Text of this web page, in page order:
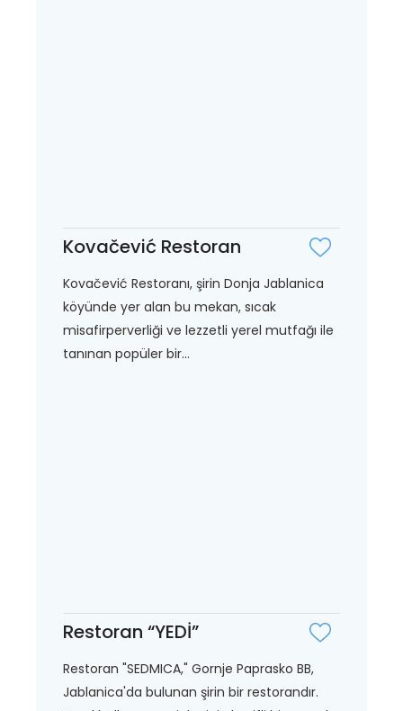
Kovačević Restoran
Kovačević Restoranı, şirin Donja Jablanica
köyünde yer alan bu mekan, sıcak
misafirperverliği ve lezzetli yerel mutfağı ile
tanınan popüler bir...
Restoran “YEDİ”
Restoran "SEDMICA," Gornje Paprasko BB,
Jablanica'da bulunan şirin bir restorandır.